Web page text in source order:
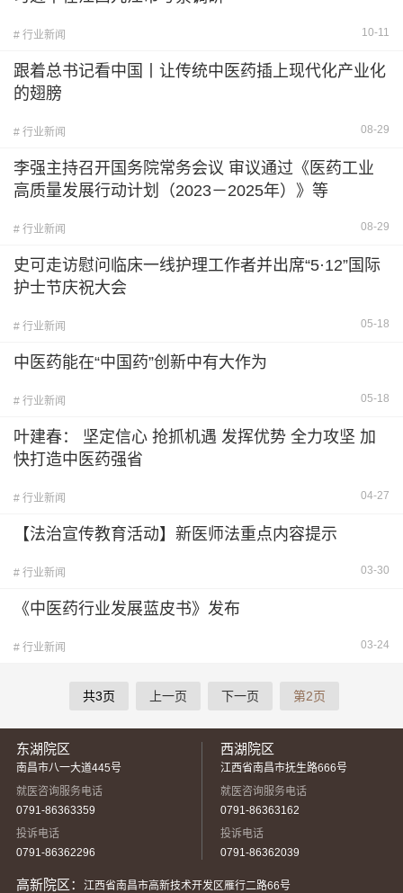
# 行业新闻 10-11
跟着总书记看中国丨让传统中医药插上现代化产业化
的翅膀
# 行业新闻 08-29
李强主持召开国务院常务会议 审议通过《医药工业
高质量发展行动计划（2023－2025年）》等
# 行业新闻 08-29
史可走访慰问临床一线护理工作者并出席“5·12”国际
护士节庆祝大会
# 行业新闻 05-18
中医药能在“中国药”创新中有大作为
# 行业新闻 05-18
叶建春： 坚定信心 抢抓机遇 发挥优势 全力攻坚 加
快打造中医药强省
# 行业新闻 04-27
【法治宣传教育活动】新医师法重点内容提示
# 行业新闻 03-30
《中医药行业发展蓝皮书》发布
# 行业新闻 03-24
共3页 上一页 下一页 第2页
东湖院区
南昌市八一大道445号
就医咨询服务电话
0791-86363359
投诉电话
0791-86362296
西湖院区
江西省南昌市抚生路666号
就医咨询服务电话
0791-86363162
投诉电话
0791-86362039
高新院区： 江西省南昌市高新技术开发区雁行二路66号